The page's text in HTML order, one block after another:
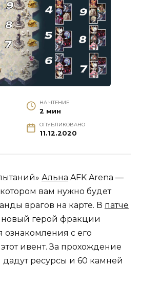
НА ЧТЕНИЕ
2 мин
ОПУБЛИКОВАНО
11.12.2020
Альна AFK Arena —
вам нужно будет
врагов на карте. В патче
герой фракции
с его
ивент. За прохождение
дадут ресурсы и 60 камней